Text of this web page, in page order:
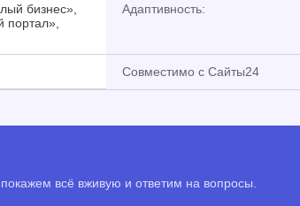
бизнес»,
портал»,
Адаптивность:
Совместимо с Сайты24
всё вживую и ответим на вопросы.